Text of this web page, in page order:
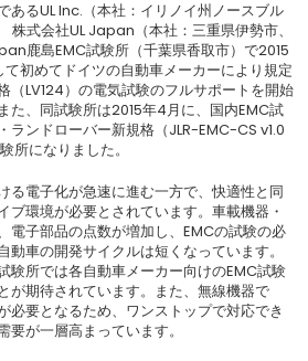
あるUL Inc.（本社：イリノイ州ノースブル
式会社UL Japan（本社：三重県伊勢市、
鹿島EMC試験所（千葉県香取市）で2015
初めてドイツの自動車メーカーにより規定
（LV124）の電気試験のフルサポートを開始
た、同試験所は2015年4月に、国内EMC試
ランドローバー新規格（JLR-EMC-CS v1.0
になりました。
る電子化が急速に進む一方で、快適性と同
ブ環境が必要とされています。車載機器・
電子部品の点数が増加し、EMCの試験の必
車の開発サイクルは短くなっています。
験所では各自動車メーカー向けのEMC試験
が期待されています。また、無線機器で
必要となるため、ワンストップで対応でき
が一層高まっています。